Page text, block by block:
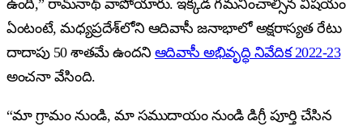
ఉంది,” రామ్‌నాథ్ వాపోయారు. ఇక్కడ గమనించాల్సిన విషయం
ఏంటంటే, మధ్యప్రదేశ్‌లోని ఆదివాసీ జనాభాలో అక్షరాస్యత రేటు
దాదాపు 50 శాతమే ఉందని ఆదివాసీ అభివృద్ధి నివేదిక 2022-23
అంచనా వేసింది.
“మా గ్రామం నుండి, మా సముదాయం నుండి డిగ్రీ పూర్తి చేసిన